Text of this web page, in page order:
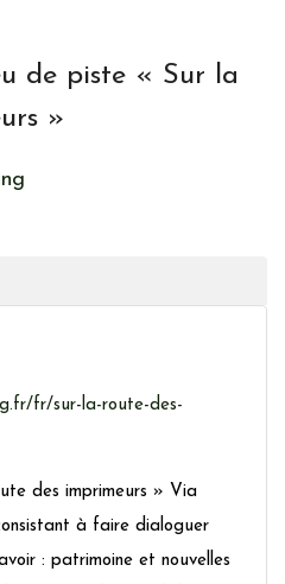
de piste « Sur la
»
fr/sur-la-route-des-
des imprimeurs » Via
à faire dialoguer
: patrimoine et nouvelles